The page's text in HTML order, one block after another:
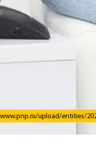
upload/entities/